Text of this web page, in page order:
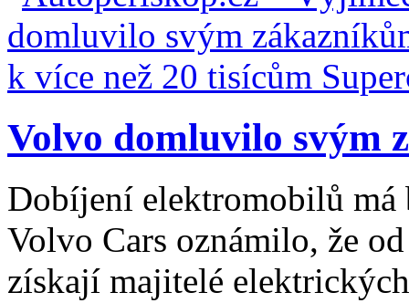
Volvo domluvilo svým
Dobíjení elektromobilů má
Volvo Cars oznámilo, že
získají majitelé